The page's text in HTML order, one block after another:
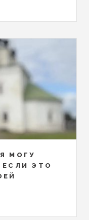
МОГУ
ЭТО